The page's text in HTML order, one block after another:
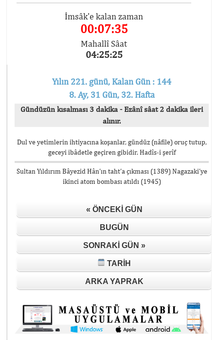
İmsâk'e kalan zaman
00:07:35
Mahallî Sâat
04:25:25
Yılın 221. günü, Kalan Gün : 144
8. Ay, 31 Gün, 32. Hafta
Gündüzün kısalması 3 dakika - Ezânî sâat 2 dakika ileri
alınır.
Dul ve yetimlerin ihtiyacına koşanlar, gündüz (nâfile) oruç tutup,
geceyi ibâdetle geçiren gibidir. Hadîs-i şerîf
Sultan Yıldırım Bâyezid Hân’ın taht’a çıkması (1389) Nagazaki’ye
ikinci atom bombası atıldı (1945)
« ÖNCEKI GÜN
BUGÜN
SONRAKI GÜN »
TARIH
ARKA YAPRAK